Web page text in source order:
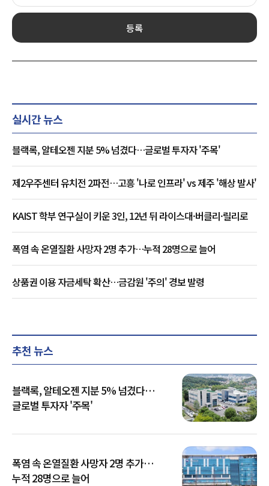
등록
실시간 뉴스
블랙록, 알테오젠 지분 5% 넘겼다…글로벌 투자자 '주목'
제2우주센터 유치전 2파전…고흥 '나로 인프라' vs 제주 '해상 발사'
KAIST 학부 연구실이 키운 3인, 12년 뒤 라이스대·버클리·릴리로
폭염 속 온열질환 사망자 2명 추가…누적 28명으로 늘어
상품권 이용 자금세탁 확산…금감원 '주의' 경보 발령
추천 뉴스
블랙록, 알테오젠 지분 5% 넘겼다…
글로벌 투자자 '주목'
폭염 속 온열질환 사망자 2명 추가…
누적 28명으로 늘어